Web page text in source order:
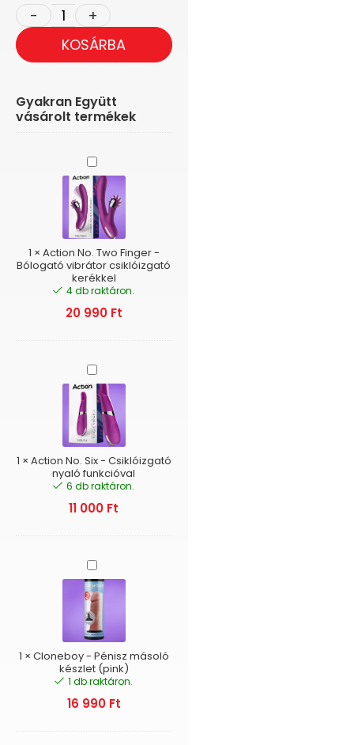
KOSÁRBA
Gyakran Együtt
vásárolt termékek
Action
No.
Two
Finger
-
Bólogató
vibrátor
csiklóizgató
kerékkel
1 × Action No. Two Finger -
Bólogató vibrátor csiklóizgató
kerékkel
4 db raktáron.
20 990 Ft
Action
No.
Six
-
Csiklóizgató
nyaló
funkcióval
1 × Action No. Six - Csiklóizgató
nyaló funkcióval
6 db raktáron.
11 000 Ft
Cloneboy
-
Pénisz
másoló
készlet
(pink)
1 × Cloneboy - Pénisz másoló
készlet (pink)
1 db raktáron.
16 990 Ft